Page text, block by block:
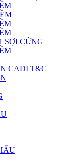
SỢI CỨNG
CADI T&C